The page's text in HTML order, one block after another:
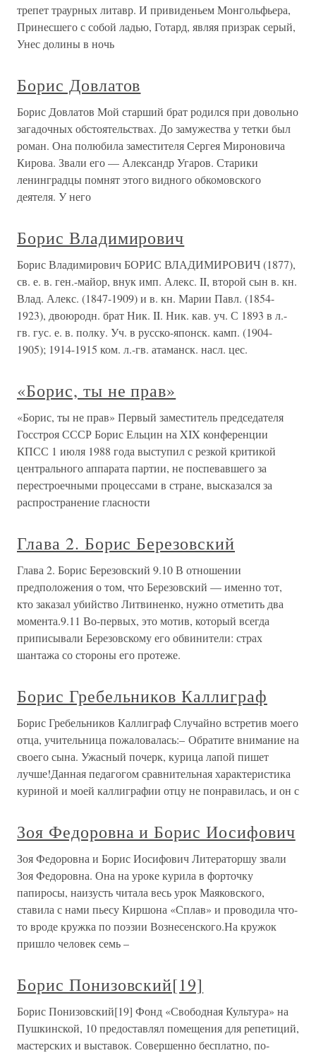
трепет траурных литавр. И привиденьем Монгольфьера,
Принесшего с собой ладью, Готард, являя призрак серый,
Унес долины в ночь
Борис Довлатов
Борис Довлатов Мой старший брат родился при довольно
загадочных обстоятельствах. До замужества у тетки был
роман. Она полюбила заместителя Сергея Мироновича
Кирова. Звали его — Александр Угаров. Старики
ленинградцы помнят этого видного обкомовского
деятеля. У него
Борис Владимирович
Борис Владимирович БОРИС ВЛАДИМИРОВИЧ (1877),
св. е. в. ген.-майор, внук имп. Алекс. II, второй сын в. кн.
Влад. Алекс. (1847-1909) и в. кн. Марии Павл. (1854-
1923), двоюродн. брат Ник. II. Ник. кав. уч. С 1893 в л.-
гв. гус. е. в. полку. Уч. в русско-японск. камп. (1904-
1905); 1914-1915 ком. л.-гв. атаманск. насл. цес.
«Борис, ты не прав»
«Борис, ты не прав» Первый заместитель председателя
Госстроя СССР Борис Ельцин на XIX конференции
КПСС 1 июля 1988 года выступил с резкой критикой
центрального аппарата партии, не поспевавшего за
перестроечными процессами в стране, высказался за
распространение гласности
Глава 2. Борис Березовский
Глава 2. Борис Березовский 9.10 В отношении
предположения о том, что Березовский — именно тот,
кто заказал убийство Литвиненко, нужно отметить два
момента.9.11 Во-первых, это мотив, который всегда
приписывали Березовскому его обвинители: страх
шантажа со стороны его протеже.
Борис Гребельников Каллиграф
Борис Гребельников Каллиграф Случайно встретив моего
отца, учительница пожаловалась:– Обратите внимание на
своего сына. Ужасный почерк, курица лапой пишет
лучше!Данная педагогом сравнительная характеристика
куриной и моей каллиграфии отцу не понравилась, и он с
Зоя Федоровна и Борис Иосифович
Зоя Федоровна и Борис Иосифович Литераторшу звали
Зоя Федоровна. Она на уроке курила в форточку
папиросы, наизусть читала весь урок Маяковского,
ставила с нами пьесу Киршона «Сплав» и проводила что-
то вроде кружка по поэзии Вознесенского.На кружок
пришло человек семь –
Борис Понизовский[19]
Борис Понизовский[19] Фонд «Свободная Культура» на
Пушкинской, 10 предоставлял помещения для репетиций,
мастерских и выставок. Совершенно бесплатно, по-